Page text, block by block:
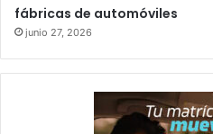
fábricas de automóviles
junio 27, 2026